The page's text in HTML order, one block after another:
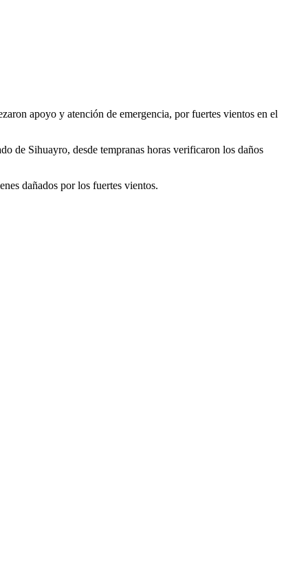
apoyo y atención de emergencia, por fuertes vientos en el
de Sihuayro, desde tempranas horas verificaron los daños
dañados por los fuertes vientos.